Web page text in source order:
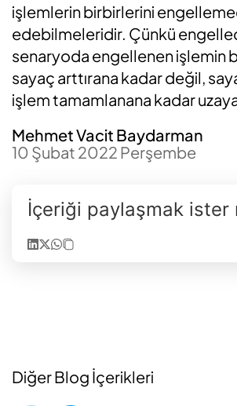
işlemlerin birbirlerini
edebilmeleridir. Çünkü
senaryoda engellenen işlemin
sayaç arttırana kadar değil,
işlem tamamlanana kadar
Mehmet Vacit Baydarman
10 Şubat 2022 Perşembe
İçeriği paylaşmak ister
Diğer Blog İçerikleri